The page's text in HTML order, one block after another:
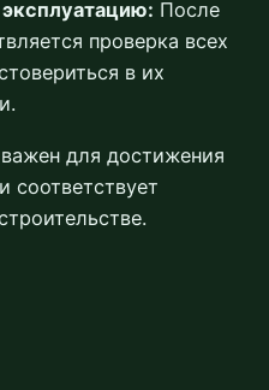
После
проверка всех
в их
для достижения
соответствует